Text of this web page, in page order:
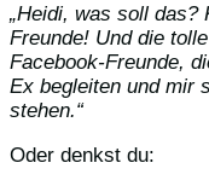
„Heidi, was soll das?
Freunde! Und die
Facebook-Freunde,
Ex begleiten und mir
stehen.“
Oder denkst du: